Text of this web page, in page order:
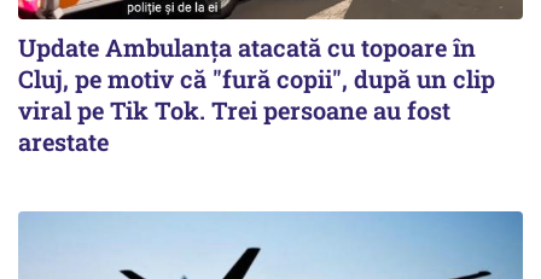
Update Ambulanța atacată cu topoare în
Cluj, pe motiv că "fură copii", după un clip
viral pe Tik Tok. Trei persoane au fost
arestate